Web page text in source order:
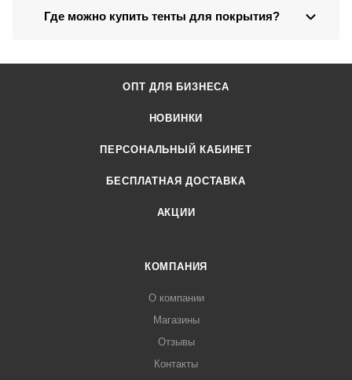
Где можно купить тенты для покрытия?
ОПТ ДЛЯ БИЗНЕСА
НОВИНКИ
ПЕРСОНАЛЬНЫЙ КАБИНЕТ
БЕСПЛАТНАЯ ДОСТАВКА
АКЦИИ
КОМПАНИЯ
О компании
Магазины
Отзывы
Контакты